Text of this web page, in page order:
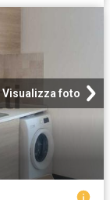
Visualizza foto